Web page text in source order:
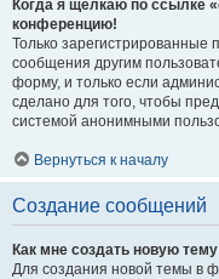
Когда я щёлкаю по ссылке
конференцию!
Только зарегистрированные
сообщения другим
форму, и только если
сделано для того, чтобы
системой анонимными
Вернуться к началу
Создание сообщений
Как мне создать новую
Для создания новой темы в